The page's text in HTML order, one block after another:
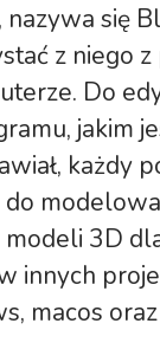
się
z niego z
Do
jakim
każdy
3D
innych
macos